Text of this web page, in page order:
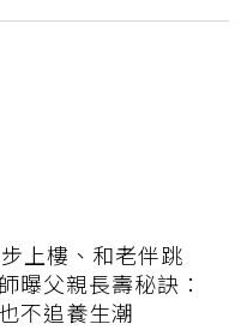
上樓、和老伴跳
曝父親長壽秘訣：
不追養生潮